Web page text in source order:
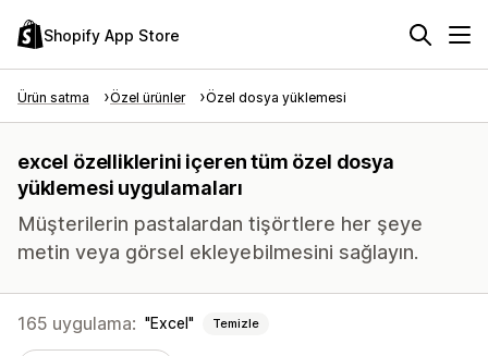
Shopify App Store
Ürün satma Özel ürünler Özel dosya yüklemesi
excel özelliklerini içeren tüm özel dosya
yüklemesi uygulamaları
Müşterilerin pastalardan tişörtlere her şeye
metin veya görsel ekleyebilmesini sağlayın.
165 uygulama: Excel Temizle